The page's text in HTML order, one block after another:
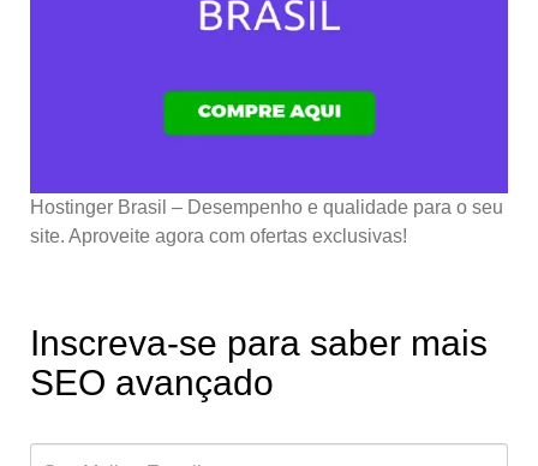
Hostinger Brasil – Desempenho e qualidade para o seu
site. Aproveite agora com ofertas exclusivas!
Inscreva-se para saber mais
SEO avançado